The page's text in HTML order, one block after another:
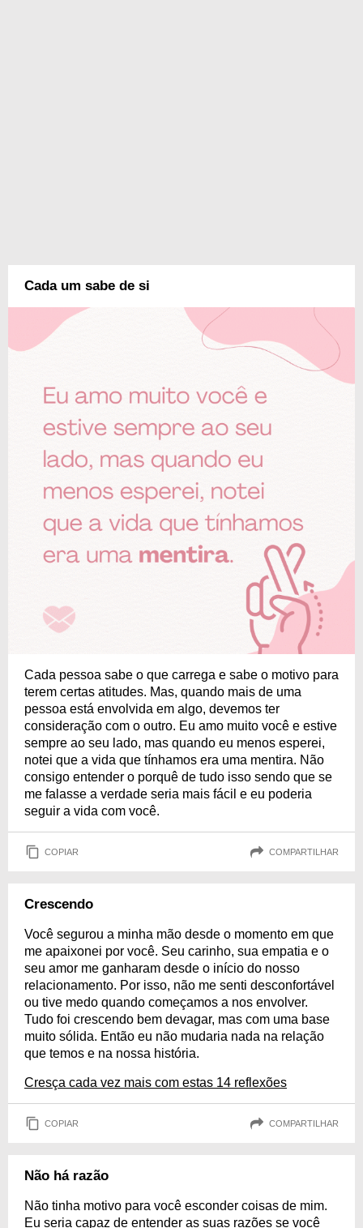
Cada um sabe de si
Cada pessoa sabe o que carrega e sabe o motivo para
terem certas atitudes. Mas, quando mais de uma
pessoa está envolvida em algo, devemos ter
consideração com o outro. Eu amo muito você e estive
sempre ao seu lado, mas quando eu menos esperei,
notei que a vida que tínhamos era uma mentira. Não
consigo entender o porquê de tudo isso sendo que se
me falasse a verdade seria mais fácil e eu poderia
seguir a vida com você.
COPIAR COMPARTILHAR
Crescendo
Você segurou a minha mão desde o momento em que
me apaixonei por você. Seu carinho, sua empatia e o
seu amor me ganharam desde o início do nosso
relacionamento. Por isso, não me senti desconfortável
ou tive medo quando começamos a nos envolver.
Tudo foi crescendo bem devagar, mas com uma base
muito sólida. Então eu não mudaria nada na relação
que temos e na nossa história.
Cresça cada vez mais com estas 14 reflexões
COPIAR COMPARTILHAR
Não há razão
Não tinha motivo para você esconder coisas de mim.
Eu seria capaz de entender as suas razões se você